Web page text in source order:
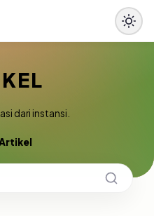
dari instansi.